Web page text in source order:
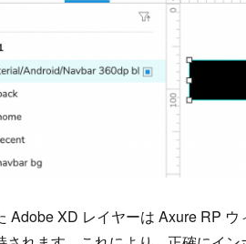
Adobe XD レイヤーは Axure RP